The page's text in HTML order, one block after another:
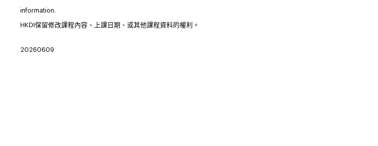
information.
HKDI保留修改課程內容、上課日期、或其他課程資料的權利。
20260609